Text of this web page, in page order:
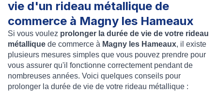
vie d'un rideau métallique de
commerce à Magny les Hameaux
Si vous voulez prolonger la durée de vie de votre rideau
métallique de commerce à Magny les Hameaux, il existe
plusieurs mesures simples que vous pouvez prendre pour
vous assurer qu'il fonctionne correctement pendant de
nombreuses années. Voici quelques conseils pour
prolonger la durée de vie de votre rideau métallique :